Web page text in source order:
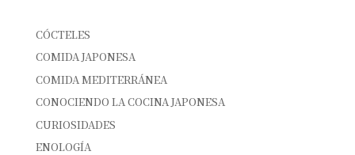
CÓCTELES
COMIDA JAPONESA
COMIDA MEDITERRÁNEA
CONOCIENDO LA COCINA JAPONESA
CURIOSIDADES
ENOLOGÍA